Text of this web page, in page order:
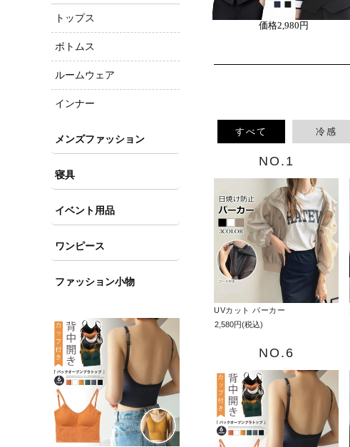
トップス
ボトムス
ルームウェア
インナー
メンズファッション
寝具
イベント用品
ワンピース
ファッション小物
価格2,980円